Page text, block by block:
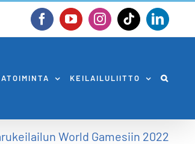
FacebookYouTubeInstagram
Tiktok
KEILAILULIITTO
World Gamesiin 2022